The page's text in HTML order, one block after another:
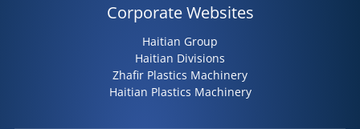
Corporate Websites
Haitian Group
Haitian Divisions
Zhafir Plastics Machinery
Haitian Plastics Machinery